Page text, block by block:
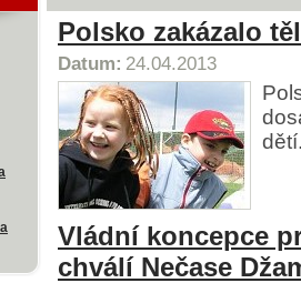
Polsko zakázalo
Datum: 24.04.2013
Vládní koncepce
chválí Nečase